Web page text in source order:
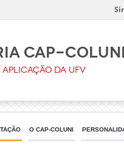
CAp-Coluni
da UFV
O CAP-COLUNI